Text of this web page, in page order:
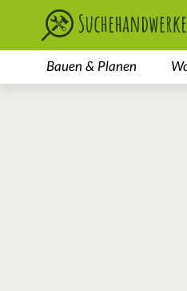
Bauen & Planen